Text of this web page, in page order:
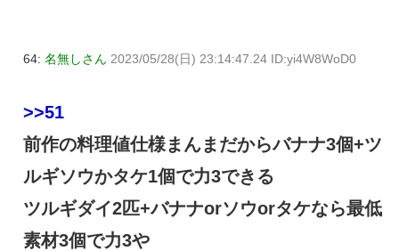
64: 名無しさん 2023/05/28(日) 23:14:47.24 ID:yi4W8WoD0
>>51
前作の料理値仕様まんまだからバナナ3個+ツ
ルギソウかタケ1個で力3できる
ツルギダイ2匹+バナナorソウorタケなら最低
素材3個で力3や